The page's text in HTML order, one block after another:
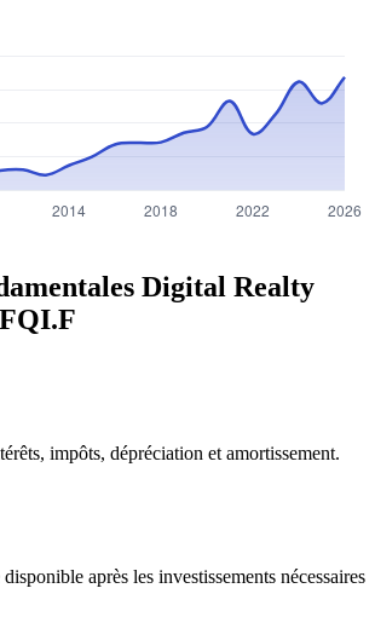
Digital Realty
FQI.F
impôts, dépréciation et amortissement.
après les investissements nécessaires